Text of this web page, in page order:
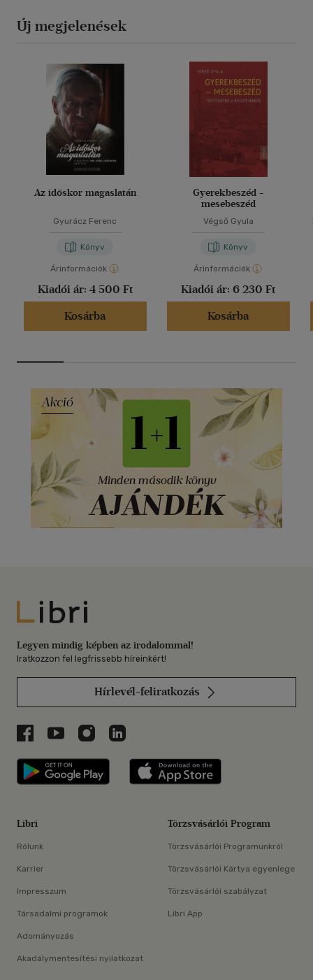
Új megjelenések
Az időskor magaslatán
Gyurácz Ferenc
Könyv
Árinformációk
Kiadói ár: 4 500 Ft
Kosárba
Gyerekbeszéd -
mesebeszéd
Végső Gyula
Könyv
Árinformációk
Kiadói ár: 6 230 Ft
Kosárba
Libri
Legyen mindig képben az irodalommal!
Iratkozzon fel legfrissebb híreinkért!
Hírlevél-feliratkozás
Libri a Facebookon
Libri a Youtube-on
Libri az Instagramon
Libri a LinkedInen
Libri applikáció Szerezd meg: Google
Libri
Rólunk
Karrier
Impresszum
Társadalmi programok
Adományozás
Akadálymentesítési nyilatkozat
Törzsvásárlói Program
Törzsvásárlói Programunkról
Törzsvásárlói Kártya egyenlege
Törzsvásárlói szabályzat
Libri App